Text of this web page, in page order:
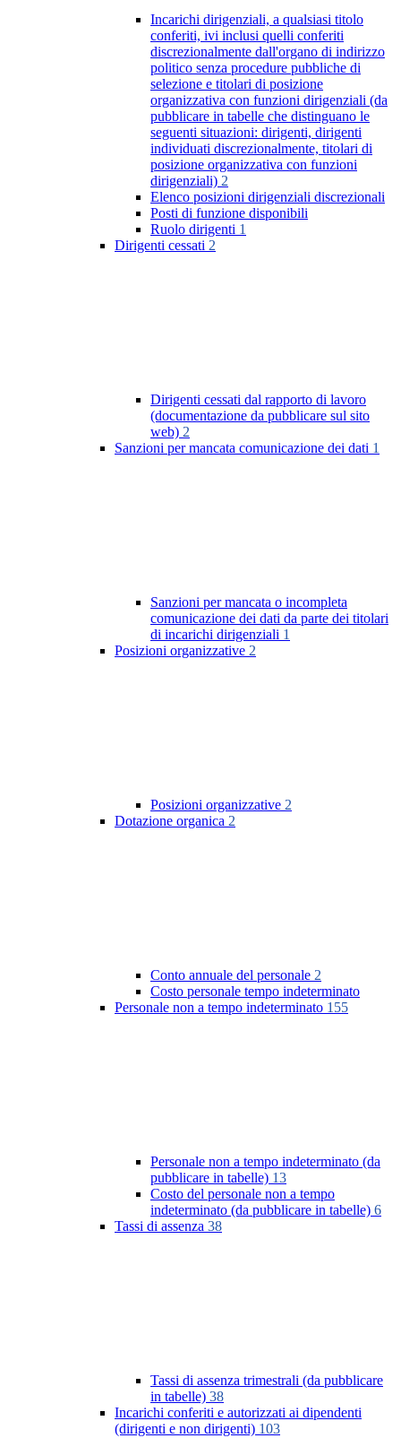
Incarichi dirigenziali, a qualsiasi titolo
conferiti, ivi inclusi quelli conferiti
discrezionalmente dall'organo di indirizzo
politico senza procedure pubbliche di
selezione e titolari di posizione
organizzativa con funzioni dirigenziali (da
pubblicare in tabelle che distinguano le
seguenti situazioni: dirigenti, dirigenti
individuati discrezionalmente, titolari di
posizione organizzativa con funzioni
dirigenziali) 2
Elenco posizioni dirigenziali discrezionali
Posti di funzione disponibili
Ruolo dirigenti 1
Dirigenti cessati 2
Dirigenti cessati dal rapporto di lavoro
(documentazione da pubblicare sul sito
web) 2
Sanzioni per mancata comunicazione dei dati 1
Sanzioni per mancata o incompleta
comunicazione dei dati da parte dei titolari
di incarichi dirigenziali 1
Posizioni organizzative 2
Posizioni organizzative 2
Dotazione organica 2
Conto annuale del personale 2
Costo personale tempo indeterminato
Personale non a tempo indeterminato 155
Personale non a tempo indeterminato (da
pubblicare in tabelle) 13
Costo del personale non a tempo
indeterminato (da pubblicare in tabelle) 6
Tassi di assenza 38
Tassi di assenza trimestrali (da pubblicare
in tabelle) 38
Incarichi conferiti e autorizzati ai dipendenti
(dirigenti e non dirigenti) 103